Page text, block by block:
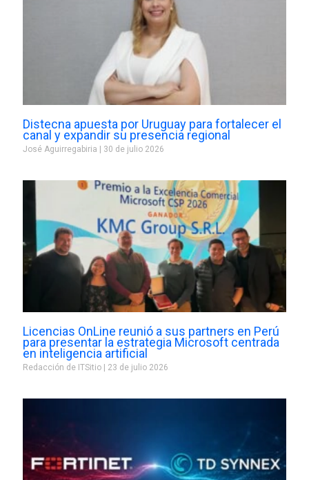
Distecna apuesta por Uruguay para fortalecer el
canal y expandir su presencia regional
José Aguirregabiria 30 de julio 2026
Licencias OnLine reunió a sus partners en Perú
para presentar la estrategia Microsoft centrada
en inteligencia artificial
Redacción de ITSitio 23 de julio 2026